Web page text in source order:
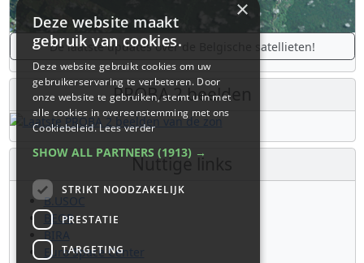
De laatste updates over de Belgische satellieten!
PROBA 2 beelden
Nuttige links
B.USOC
BEOP
BIRA
Euro Space Center
×
Deze website maakt
gebruik van cookies.
Deze website gebruikt cookies om uw
gebruikerservaring te verbeteren. Door
onze website te gebruiken, stemt u in met
alle cookies in overeenstemming met ons
Cookiebeleid.Lees verder
SHOW ALL PARTNERS (1913) →
STRIKT NOODZAKELIJK
PRESTATIE
TARGETING